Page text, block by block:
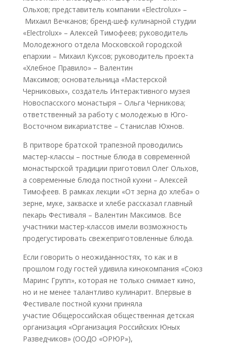
Ольхов; представитель компании «Electrolux» –
Михаил Вечканов; бренд-шеф кулинарной студии
«Electrolux» – Алексей Тимофеев; руководитель
Молодежного отдела Московской городской
епархии – Михаил Куксов; руководитель проекта
«Хлебное Правило» – Валентин
Максимов; основательница «Мастерской
Черниковых», создатель Интерактивного музея
Новоспасского монастыря – Ольга Черникова;
ответственный за работу с молодежью в Юго-
Восточном викариатстве – Станислав Юхнов.
В притворе братской трапезной проводились
мастер-классы – постные блюда в современной
монастырской традиции приготовил Олег Ольхов,
а современные блюда постной кухни – Алексей
Тимофеев. В рамках лекции «От зерна до хлеба» о
зерне, муке, закваске и хлебе рассказал главный
пекарь Фестиваля – Валентин Максимов. Все
участники мастер-классов имели возможность
продегустировать свежеприготовленные блюда.
Если говорить о неожиданностях, то как и в
прошлом году гостей удивила кинокомпания «Союз
Маринс Групп», которая не только снимает кино,
но и не менее талантливо кулинарит. Впервые в
Фестивале постной кухни приняла
участие Общероссийская общественная детская
организация «Организация Российских Юных
Разведчиков» (ООДО «ОРЮР»),